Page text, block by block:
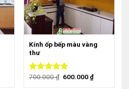
Kính ốp bếp màu vàng
thư
Được xếp
700.000₫ 600.000 ₫